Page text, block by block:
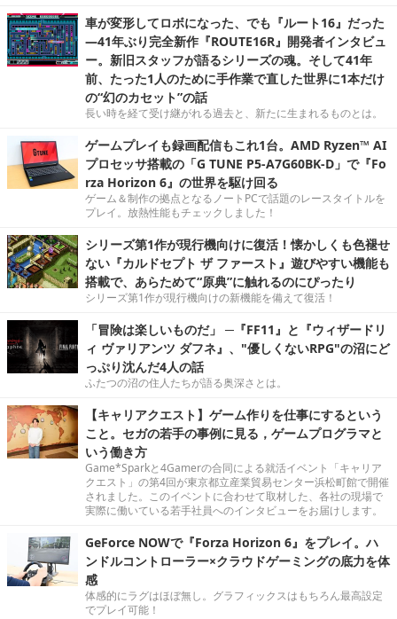
車が変形してロボになった、でも『ルート16』だった
―41年ぶり完全新作『ROUTE16R』開発者インタビュ
ー。新旧スタッフが語るシリーズの魂。そして41年
前、たった1人のために手作業で直した世界に1本だけ
の“幻のカセット”の話
長い時を経て受け継がれる過去と、新たに生まれるものとは。
ゲームプレイも録画配信もこれ1台。AMD Ryzen™ AI
プロセッサ搭載の「G TUNE P5-A7G60BK-D」で『Fo
rza Horizon 6』の世界を駆け回る
ゲーム＆制作の拠点となるノートPCで話題のレースタイトルを
プレイ。放熱性能もチェックしました！
シリーズ第1作が現行機向けに復活！懐かしくも色褪せ
ない『カルドセプト ザ ファースト』遊びやすい機能も
搭載で、あらためて“原典”に触れるのにぴったり
シリーズ第1作が現行機向けの新機能を備えて復活！
「冒険は楽しいものだ」 ─『FF11』と『ウィザードリ
ィ ヴァリアンツ ダフネ』、"優しくないRPG"の沼にど
っぷり沈んだ4人の話
ふたつの沼の住人たちが語る奥深さとは。
【キャリアクエスト】ゲーム作りを仕事にするという
こと。セガの若手の事例に見る，ゲームプログラマと
いう働き方
Game*Sparkと4Gamerの合同による就活イベント「キャリア
クエスト」の第4回が東京都立産業貿易センター浜松町館で開催
されました。このイベントに合わせて取材した、各社の現場で
実際に働いている若手社員へのインタビューをお届けします。
GeForce NOWで『Forza Horizon 6』をプレイ。ハ
ンドルコントローラー×クラウドゲーミングの底力を体
感
体感的にラグはほぼ無し。グラフィックスはもちろん最高設定
でプレイ可能！